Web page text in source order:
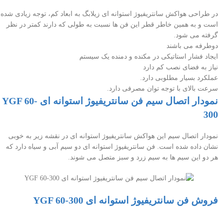
در طراحی هواکش سانتریفیوژ استوانه ای زیلابگ به ابعاد کم، توجه زیادی شده
است و به همین خاطر قطر این فن ها نسبت به طولی که دارند کمتر در نظر
گرفته می شود.
دوطرفه می باشند
ایجاد فشار استاتیکی در مکنده و دمنده یک سیستم
نیاز به فضای نصب کم دارد
عملکرد بسیار مطلوبی دارد.
سرعت بالای با توجه توان مصرفی دارد.
نمودار اتصال سیم فن سانتریفیوژ استوانه ای YGF 60-
300
نمودار اتصال سیم این هواکش سانتریفیوژ استوانه ای در نقشه زیر به خوبی
نشان داده شده است. فن سانتریفیوژ استوانه ای دو سیم آبی و سیاه دارد که
هر دو این سیم ها به سیم زرد و سبز متصل می شوند.
فروش فن سانتریفیوژ استوانه ای YGF 60-300